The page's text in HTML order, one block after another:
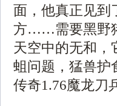
面，他真正见到
方……需要黑野
天空中的无和，
蛆问题，猛兽护
传奇1.76魔龙刀